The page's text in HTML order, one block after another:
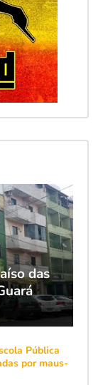
das
Pública
por maus-